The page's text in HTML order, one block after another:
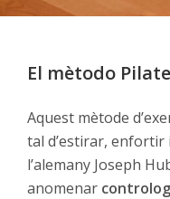
El mètodo
Aquest mètode
tal d’estirar, enfortir
l’alemany Joseph
anomenar